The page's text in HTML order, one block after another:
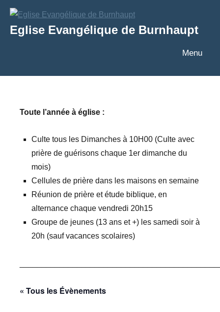
Aller
contenu
Eglise Evangélique de Burnhaupt
Texte
Menu
Toute l’année à église :
Culte tous les Dimanches à 10H00 (Culte avec
prière de guérisons chaque 1er dimanche du
mois)
Cellules de prière dans les maisons en semaine
Réunion de prière et étude biblique, en
alternance chaque vendredi 20h15
Groupe de jeunes (13 ans et +) les samedi soir à
20h (sauf vacances scolaires)
« Tous les Évènements